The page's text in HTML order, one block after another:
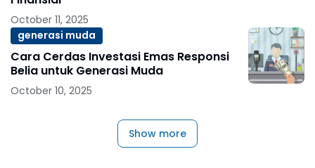
October 11, 2025
generasi muda
Cara Cerdas Investasi Emas Responsi
Belia untuk Generasi Muda
October 10, 2025
Show more